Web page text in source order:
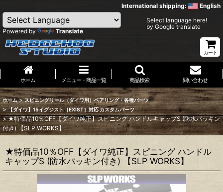
International shipping: English
Powered by Translate
Select language here!
by Google translate
カート
ホーム メニュー・商品一覧 商品検索 問い合わせ
ホーム > スピニングリール（ダイワ用）ベアリング・各種パーツ
> 【ダイワ】15イグジスト［EXIST］対応 カスタムパーツ
> ★特価品10％OFF【ダイワ純正】スピニング ハンドルキャップS (防水パッキン
付き) 【SLP WORKS】
★特価品10％OFF【ダイワ純正】スピニング ハンドル
キャップS (防水パッキン付き) 【SLP WORKS】